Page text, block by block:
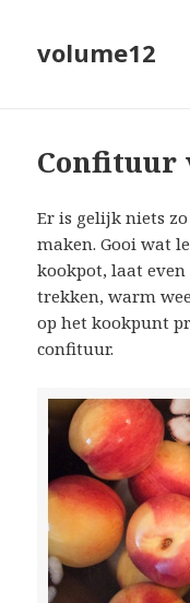
volume12
Confituur
Er is gelijk niets
maken. Gooi wat
kookpot, laat
trekken, warm
op het kookpunt
confituur.